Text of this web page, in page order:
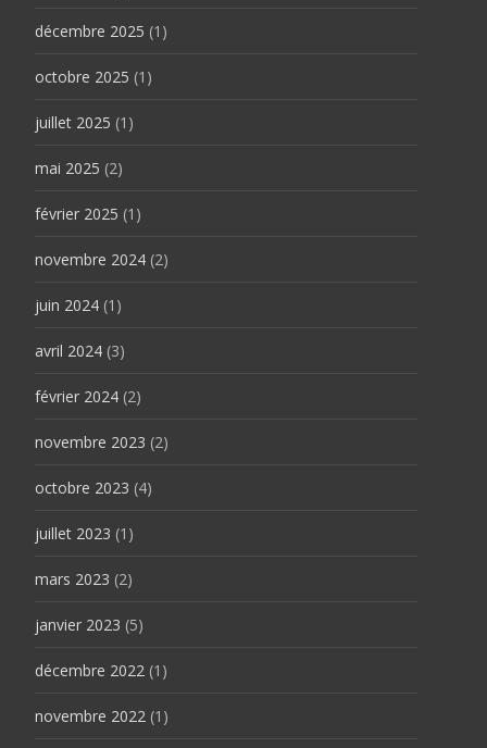
décembre 2025 (1)
octobre 2025 (1)
juillet 2025 (1)
mai 2025 (2)
février 2025 (1)
novembre 2024 (2)
juin 2024 (1)
avril 2024 (3)
février 2024 (2)
novembre 2023 (2)
octobre 2023 (4)
juillet 2023 (1)
mars 2023 (2)
janvier 2023 (5)
décembre 2022 (1)
novembre 2022 (1)